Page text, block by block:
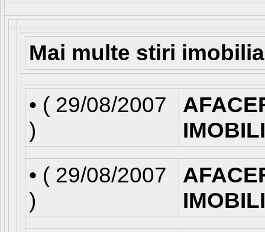
Mai multe stiri
• ( 29/08/2007
)
• ( 29/08/2007
)